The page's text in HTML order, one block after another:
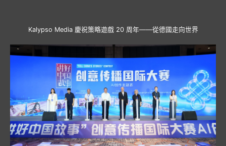
Kalypso Media 慶祝策略遊戲 20 周年——從德國走向世界